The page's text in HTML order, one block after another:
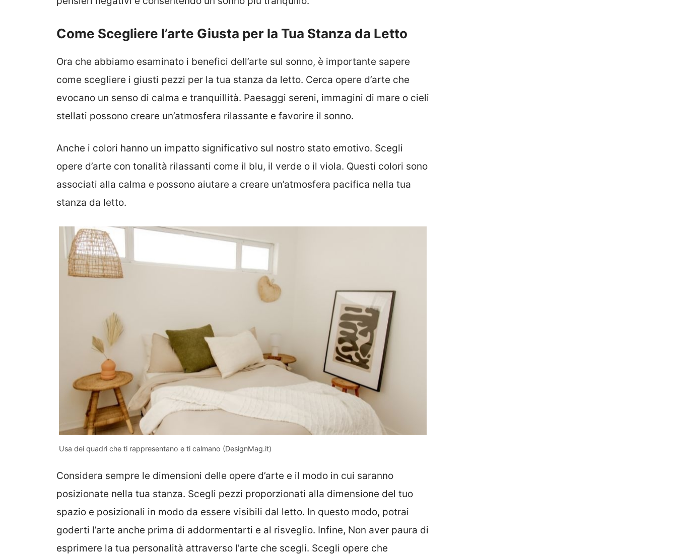
Come Scegliere l’arte Giusta per la Tua Stanza da Letto
Ora che abbiamo esaminato i benefici dell’arte sul sonno, è importante sapere
come scegliere i giusti pezzi per la tua stanza da letto. Cerca opere d’arte che
evocano un senso di calma e tranquillità. Paesaggi sereni, immagini di mare o cieli
stellati possono creare un’atmosfera rilassante e favorire il sonno.
Anche i colori hanno un impatto significativo sul nostro stato emotivo. Scegli
opere d’arte con tonalità rilassanti come il blu, il verde o il viola. Questi colori sono
associati alla calma e possono aiutare a creare un’atmosfera pacifica nella tua
stanza da letto.
Usa dei quadri che ti rappresentano e ti calmano (DesignMag.it)
Considera sempre le dimensioni delle opere d’arte e il modo in cui saranno
posizionate nella tua stanza. Scegli pezzi proporzionati alla dimensione del tuo
spazio e posizionali in modo da essere visibili dal letto. In questo modo, potrai
goderti l’arte anche prima di addormentarti e al risveglio. Infine, Non aver paura di
esprimere la tua personalità attraverso l’arte che scegli. Scegli opere che